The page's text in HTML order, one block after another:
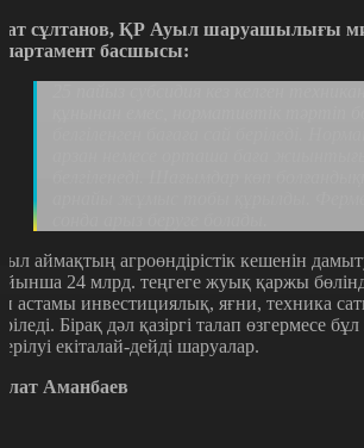
сұлтанов, ҚР Ауыл шаруашылығы
басшысы:
аймақтың агроөндірістік кешенін
24 млрд. теңгеге жуық қаржы
астамы инвестициялық, яғни, техника
Бірақ дәл қазіргі талап өзгермесе
екіталай-дейді шаруалар.
Аманбаев